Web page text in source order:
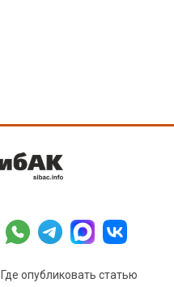
Где опубликовать статью